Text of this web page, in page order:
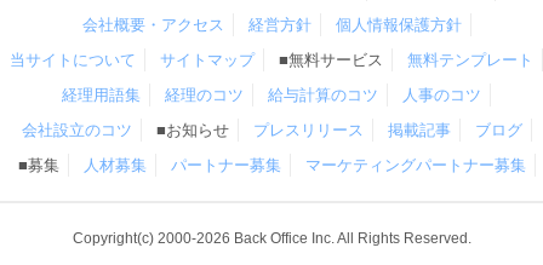
会社概要・アクセス
経営方針
個人情報保護方針
当サイトについて
サイトマップ ■無料サービス
無料テンプレート
経理用語集
経理のコツ 給与計算のコツ
人事のコツ
会社設立のコツ
■お知らせ プレスリリース 掲載記事
ブログ
■募集
人材募集 パートナー募集 マーケティングパートナー募集
Copyright(c) 2000-2026 Back Office Inc. All Rights Reserved.